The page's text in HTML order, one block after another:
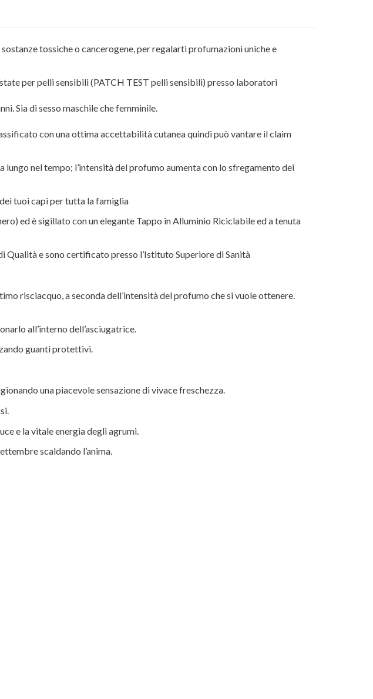
tossiche o cancerogene, per regalarti profumazioni uniche e
per pelli sensibili (PATCH TEST pelli sensibili) presso laboratori
Sia di sesso maschile che femminile.
con una ottima accettabilità cutanea quindi può vantare il claim
nel tempo; l’intensità del profumo aumenta con lo sfregamento dei
dei tuoi capi per tutta la famiglia
ed è sigillato con un elegante Tappo in Alluminio Riciclabile ed a tenuta
e sono certificato presso l’Istituto Superiore di Sanità
risciacquo, a seconda dell’intensità del profumo che si vuole ottenere.
all’interno dell’asciugatrice.
guanti protettivi.
una piacevole sensazione di vivace freschezza.
e la vitale energia degli agrumi.
scaldando l’anima.